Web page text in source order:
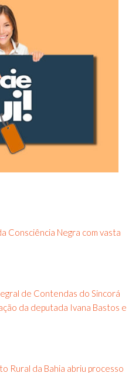
Consciência Negra com vasta
de Contendas do Sincorá
da deputada Ivana Bastos e
Rural da Bahia abriu processo